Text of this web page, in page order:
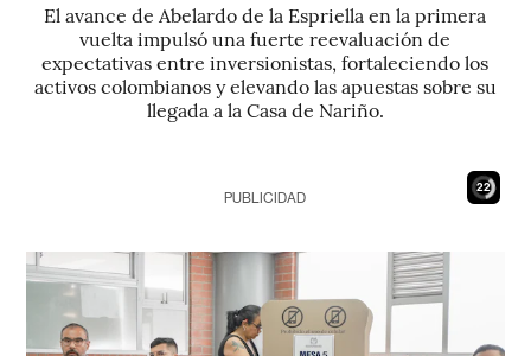
El avance de Abelardo de la Espriella en la primera
vuelta impulsó una fuerte reevaluación de
expectativas entre inversionistas, fortaleciendo los
activos colombianos y elevando las apuestas sobre su
llegada a la Casa de Nariño.
21
PUBLICIDAD